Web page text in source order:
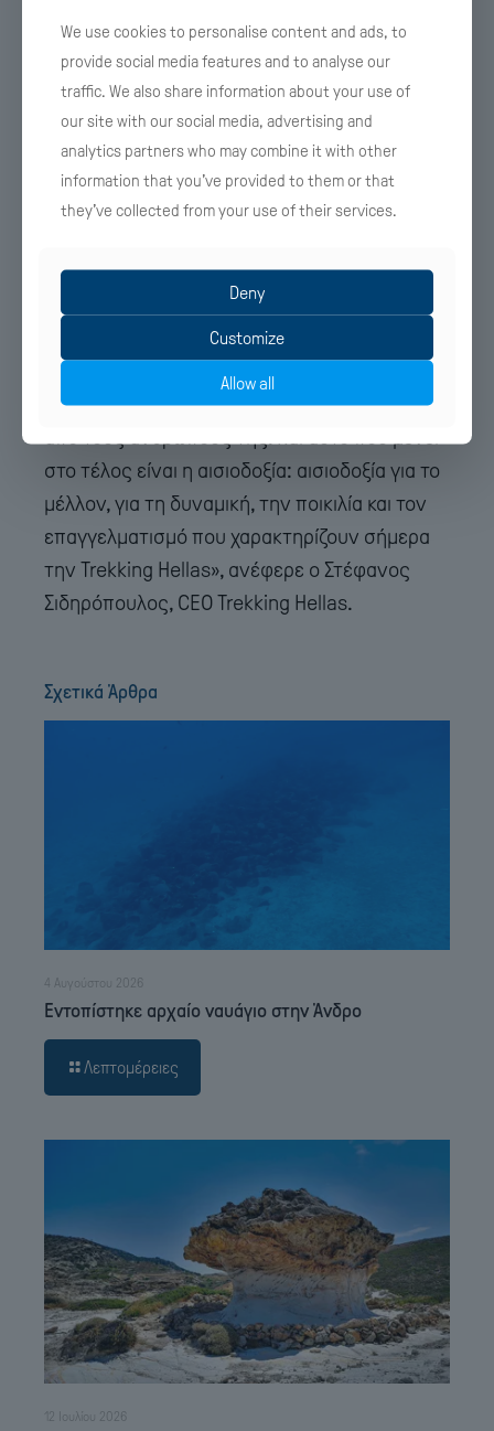
«Η σημερινή βραδιά ήταν μια στιγμή μεγάλης
συγκίνησης, γιατί μας έφερε ξανά κοντά με
στιγμές και σταθμούς που σημάδεψαν την
πορεία της Trekking Hellas όλα αυτά τα
χρόνια. Ήταν όμως και μια στιγμή μεγάλης
χαράς, γιατί είδαμε μαζί το παρελθόν, το
παρόν και το μέλλον της εταιρείας μας μέσα
στο τέλος είναι η αισιοδοξία: αισιοδοξία για το
μέλλον, για τη δυναμική, την ποικιλία και τον
επαγγελματισμό που χαρακτηρίζουν σήμερα
την Trekking Hellas», ανέφερε ο Στέφανος
Σιδηρόπουλος, CEO Trekking Hellas.
Σχετικά Άρθρα
4 Αυγούστου 2026
Εντοπίστηκε αρχαίο ναυάγιο στην Άνδρο
Λεπτομέρειες
12 Ιουλίου 2026
We use cookies to personalise content and ads, to
provide social media features and to analyse our
traffic. We also share information about your use of
our site with our social media, advertising and
analytics partners who may combine it with other
information that you’ve provided to them or that
they’ve collected from your use of their services.
Deny
Customize
Allow all